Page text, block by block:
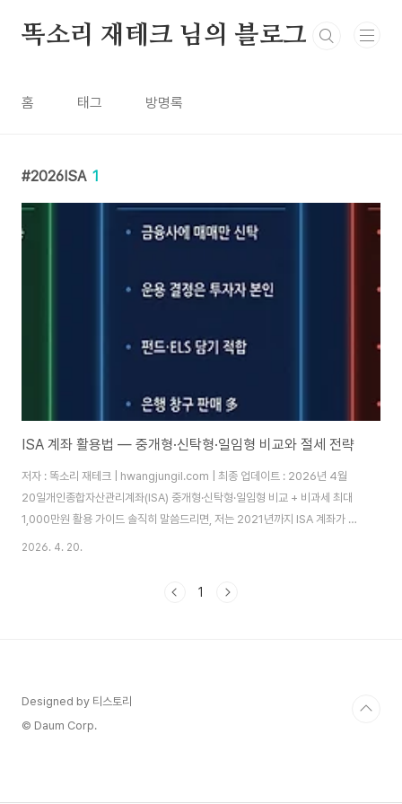
똑소리 재테크 님의 블로그
홈 태그 방명록
2026ISA 1
ISA 계좌 활용법 — 중개형·신탁형·일임형 비교와 절세 전략
저자 : 똑소리 재테크 | hwangjungil.com | 최종 업데이트 : 2026년 4월
20일개인종합자산관리계좌(ISA) 중개형·신탁형·일임형 비교 + 비과세 최대
1,000만원 활용 가이드 솔직히 말씀드리면, 저는 2021년까지 ISA 계좌가 뭔
지도 몰랐습니다. 그냥 통장이 하나 더 생기는 거 아닌가 싶었죠. 그러다 직장
쩍 뜨였습니다. 알고 보니 제 투자 수익에서 해마다 15.4%씩 세금이 조용히
2026. 4. 20.
1
Designed by 티스토리
© Daum Corp.